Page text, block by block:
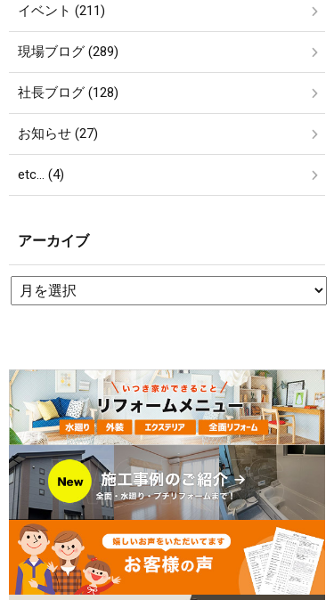
イベント (211)
現場ブログ (289)
社長ブログ (128)
お知らせ (27)
etc… (4)
アーカイブ